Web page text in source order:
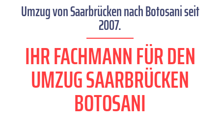
Umzug von Saarbrücken nach Botosani seit
2007.
IHR FACHMANN FÜR DEN
UMZUG SAARBRÜCKEN
BOTOSANI